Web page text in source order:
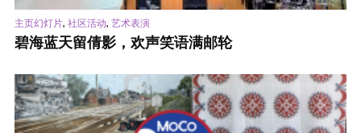
主页幻灯片, 社区活动, 艺术表演
碧海蓝天留倩影，欢声笑语满邮轮